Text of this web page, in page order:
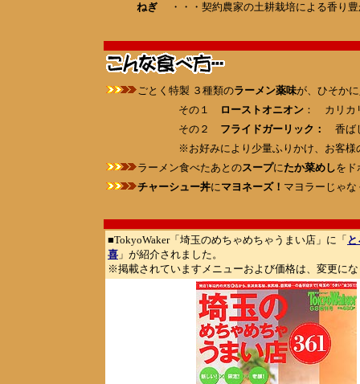
ねぎ
・・・契約農家の土耕栽培による香り
ごとく特製 ３種類のラーメン薬味が、ひそか
その１
ローストオニオン ： カリカ
その２ フライドガーリック： 香ば
※お好みにより少量ふりかけ、お客様のお
ラーメン食べたあとのスープにたか菜めしをド
チャーシュー丼にマヨネーズ！ マヨラーじゃ
■TokyoWaker「埼玉のめちゃめちゃうまい店」に「
喜 」が紹介されました。
※掲載されていますメニューおよび価格は、変更に